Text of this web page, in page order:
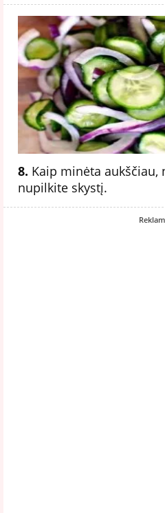
8. Kaip minėta aukščiau,
nupilkite skystį.